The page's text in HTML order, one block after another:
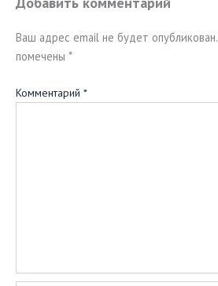
Ваш адрес email не будет опубликован.
помечены *
Комментарий *